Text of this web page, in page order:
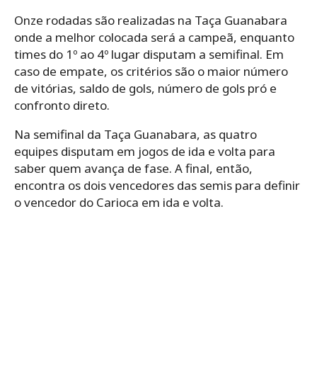
Onze rodadas são realizadas na Taça Guanabara
onde a melhor colocada será a campeã, enquanto
times do 1º ao 4º lugar disputam a semifinal. Em
caso de empate, os critérios são o maior número
de vitórias, saldo de gols, número de gols pró e
confronto direto.
Na semifinal da Taça Guanabara, as quatro
equipes disputam em jogos de ida e volta para
saber quem avança de fase. A final, então,
encontra os dois vencedores das semis para definir
o vencedor do Carioca em ida e volta.